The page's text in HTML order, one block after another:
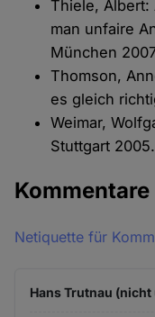
Thiele, Albert:
man unfaire
München
Thomson,
es gleich
Weimar,
Stuttgart 2005.
Kommentare
Netiquette für
Hans Trutnau